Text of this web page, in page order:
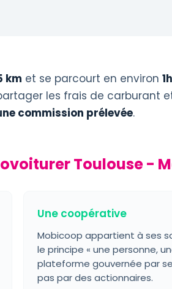
km et se parcourt en environ
les frais de carburant
commission prélevée.
Toulouse -
Une coopérative
Mobicoop appartient à ses
le principe « une personne,
plateforme gouvernée par
pas par des actionnaires.